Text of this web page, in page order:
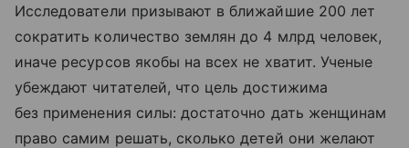
Исследователи призывают в ближайшие 200 лет
сократить количество землян до 4 млрд человек,
иначе ресурсов якобы на всех не хватит. Ученые
убеждают читателей, что цель достижима
без применения силы: достаточно дать женщинам
право самим решать, сколько детей они желают